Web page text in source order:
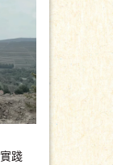
踐